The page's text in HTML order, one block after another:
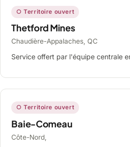
○ Territoire ouvert
Thetford Mines
Chaudière-Appalaches, QC
Service offert par l'équipe centrale
○ Territoire ouvert
Baie-Comeau
Côte-Nord,